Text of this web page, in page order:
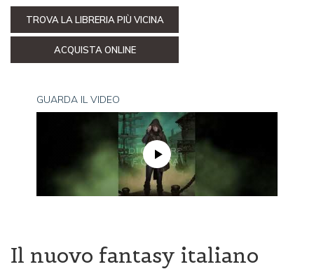
TROVA LA LIBRERIA PIÙ VICINA
ACQUISTA ONLINE
GUARDA IL VIDEO
Il nuovo fantasy italiano